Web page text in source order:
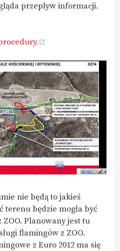
przepływ informacji.
nie będą to jakieś
terenu będzie mogła być
Planowany jest tu
flamingów z ZOO.
z Euro 2012 ma się